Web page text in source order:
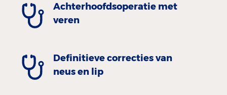
Achterhoofdsoperatie met
veren
Definitieve correcties van
neus en lip